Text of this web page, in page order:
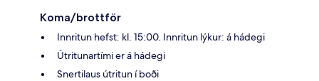
Koma/brottför
Innritun hefst: kl. 15:00. Innritun lýkur: á hádegi
Útritunartími er á hádegi
Snertilaus útritun í boði